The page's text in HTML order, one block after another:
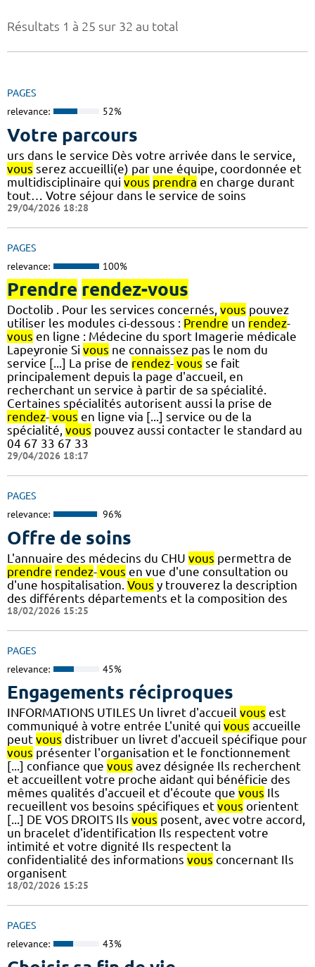
Résultats 1 à 25 sur 32 au total
PAGES
relevance: 52%
Votre parcours
urs dans le service Dès votre arrivée dans le service,
vous serez accueilli(e) par une équipe, coordonnée et
multidisciplinaire qui vous prendra en charge durant
tout… Votre séjour dans le service de soins
29/04/2026 18:28
PAGES
relevance: 100%
Prendre rendez-vous
Doctolib . Pour les services concernés, vous pouvez
utiliser les modules ci-dessous : Prendre un rendez-
vous en ligne : Médecine du sport Imagerie médicale
Lapeyronie Si vous ne connaissez pas le nom du
service [...] La prise de rendez- vous se fait
principalement depuis la page d'accueil, en
recherchant un service à partir de sa spécialité.
Certaines spécialités autorisent aussi la prise de
rendez- vous en ligne via [...] service ou de la
spécialité, vous pouvez aussi contacter le standard au
04 67 33 67 33
29/04/2026 18:17
PAGES
relevance: 96%
Offre de soins
L'annuaire des médecins du CHU vous permettra de
prendre rendez- vous en vue d'une consultation ou
d'une hospitalisation. Vous y trouverez la description
des différents départements et la composition des
18/02/2026 15:25
PAGES
relevance: 45%
Engagements réciproques
INFORMATIONS UTILES Un livret d'accueil vous est
communiqué à votre entrée L'unité qui vous accueille
peut vous distribuer un livret d'accueil spécifique pour
vous présenter l'organisation et le fonctionnement
[...] confiance que vous avez désignée Ils recherchent
et accueillent votre proche aidant qui bénéficie des
mêmes qualités d'accueil et d'écoute que vous Ils
recueillent vos besoins spécifiques et vous orientent
[...] DE VOS DROITS Ils vous posent, avec votre accord,
un bracelet d'identification Ils respectent votre
intimité et votre dignité Ils respectent la
confidentialité des informations vous concernant Ils
organisent
18/02/2026 15:25
PAGES
relevance: 43%